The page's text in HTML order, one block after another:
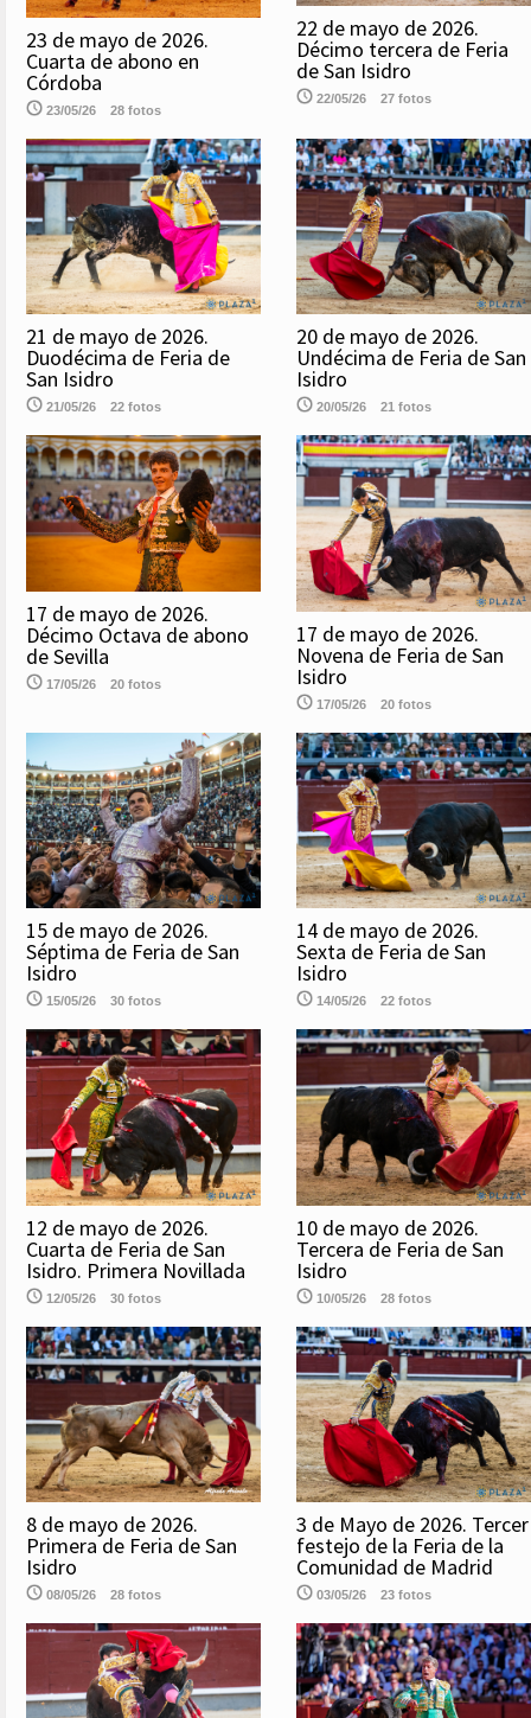
23 de mayo de 2026.
Cuarta de abono en
Córdoba
23/05/26 28 fotos
22 de mayo de 2026.
Décimo tercera de Feria
de San Isidro
22/05/26 27 fotos
21 de mayo de 2026.
Duodécima de Feria de
San Isidro
21/05/26 22 fotos
20 de mayo de 2026.
Undécima de Feria de San
Isidro
20/05/26 21 fotos
17 de mayo de 2026.
Décimo Octava de abono
de Sevilla
17/05/26 20 fotos
17 de mayo de 2026.
Novena de Feria de San
Isidro
17/05/26 20 fotos
15 de mayo de 2026.
Séptima de Feria de San
Isidro
15/05/26 30 fotos
14 de mayo de 2026.
Sexta de Feria de San
Isidro
14/05/26 22 fotos
12 de mayo de 2026.
Cuarta de Feria de San
Isidro. Primera Novillada
12/05/26 30 fotos
10 de mayo de 2026.
Tercera de Feria de San
Isidro
10/05/26 28 fotos
8 de mayo de 2026.
Primera de Feria de San
Isidro
08/05/26 28 fotos
3 de Mayo de 2026. Tercer
festejo de la Feria de la
Comunidad de Madrid
03/05/26 23 fotos